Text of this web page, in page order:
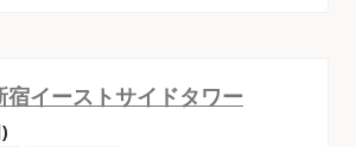
宿イーストサイドタワー